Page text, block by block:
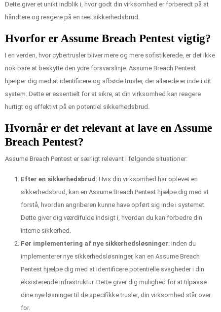
Dette giver et unikt indblik i, hvor godt din virksomhed er forberedt på at
håndtere og reagere på en reel sikkerhedsbrud.
Hvorfor er Assume Breach Pentest vigtig?
I en verden, hvor cybertrusler bliver mere og mere sofistikerede, er det ikke
nok bare at beskytte den ydre forsvarslinje. Assume Breach Pentest
hjælper dig med at identificere og afbøde trusler, der allerede er inde i dit
system. Dette er essentielt for at sikre, at din virksomhed kan reagere
hurtigt og effektivt på en potentiel sikkerhedsbrud.
Hvornår er det relevant at lave en Assume
Breach Pentest?
Assume Breach Pentest er særligt relevant i følgende situationer:
Efter en sikkerhedsbrud : Hvis din virksomhed har oplevet en
sikkerhedsbrud, kan en Assume Breach Pentest hjælpe dig med at
forstå, hvordan angriberen kunne have opført sig inde i systemet.
Dette giver dig værdifulde indsigt i, hvordan du kan forbedre din
interne sikkerhed.
Før implementering af nye sikkerhedsløsninger: Inden du
implementerer nye sikkerhedsløsninger, kan en Assume Breach
Pentest hjælpe dig med at identificere potentielle svagheder i din
eksisterende infrastruktur. Dette giver dig mulighed for at tilpasse
dine nye løsninger til de specifikke trusler, din virksomhed står over
for.